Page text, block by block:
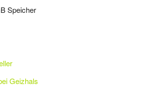
Speicher
Geizhals